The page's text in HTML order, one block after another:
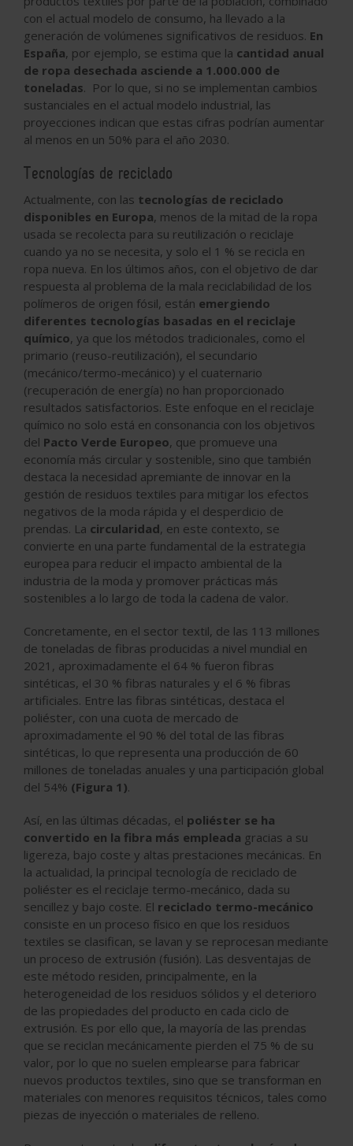
con el actual modelo de consumo, ha llevado a la
generación de volúmenes significativos de residuos. En
España, por ejemplo, se estima que la cantidad anual
de ropa desechada asciende a 1.000.000 de
toneladas. Por lo que, si no se implementan cambios
sustanciales en el actual modelo industrial, las
proyecciones indican que estas cifras podrían aumentar
al menos en un 50% para el año 2030.
Tecnologías de reciclado
Actualmente, con las tecnologías de reciclado
disponibles en Europa, menos de la mitad de la ropa
usada se recolecta para su reutilización o reciclaje
cuando ya no se necesita, y solo el 1 % se recicla en
ropa nueva. En los últimos años, con el objetivo de dar
respuesta al problema de la mala reciclabilidad de los
polímeros de origen fósil, están emergiendo
diferentes tecnologías basadas en el reciclaje
químico, ya que los métodos tradicionales, como el
primario (reuso-reutilización), el secundario
(mecánico/termo-mecánico) y el cuaternario
(recuperación de energía) no han proporcionado
resultados satisfactorios. Este enfoque en el reciclaje
químico no solo está en consonancia con los objetivos
del Pacto Verde Europeo, que promueve una
economía más circular y sostenible, sino que también
destaca la necesidad apremiante de innovar en la
gestión de residuos textiles para mitigar los efectos
negativos de la moda rápida y el desperdicio de
prendas. La circularidad, en este contexto, se
convierte en una parte fundamental de la estrategia
europea para reducir el impacto ambiental de la
industria de la moda y promover prácticas más
sostenibles a lo largo de toda la cadena de valor.
Concretamente, en el sector textil, de las 113 millones
de toneladas de fibras producidas a nivel mundial en
2021, aproximadamente el 64 % fueron fibras
sintéticas, el 30 % fibras naturales y el 6 % fibras
artificiales. Entre las fibras sintéticas, destaca el
poliéster, con una cuota de mercado de
aproximadamente el 90 % del total de las fibras
sintéticas, lo que representa una producción de 60
millones de toneladas anuales y una participación global
del 54% (Figura 1).
Así, en las últimas décadas, el poliéster se ha
convertido en la fibra más empleada gracias a su
ligereza, bajo coste y altas prestaciones mecánicas. En
la actualidad, la principal tecnología de reciclado de
poliéster es el reciclaje termo-mecánico, dada su
sencillez y bajo coste. El reciclado termo-mecánico
consiste en un proceso físico en que los residuos
textiles se clasifican, se lavan y se reprocesan mediante
un proceso de extrusión (fusión). Las desventajas de
este método residen, principalmente, en la
heterogeneidad de los residuos sólidos y el deterioro
de las propiedades del producto en cada ciclo de
extrusión. Es por ello que, la mayoría de las prendas
que se reciclan mecánicamente pierden el 75 % de su
valor, por lo que no suelen emplearse para fabricar
nuevos productos textiles, sino que se transforman en
materiales con menores requisitos técnicos, tales como
piezas de inyección o materiales de relleno.